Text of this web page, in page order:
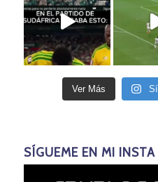
Ver Más
SÍGUEME EN MI